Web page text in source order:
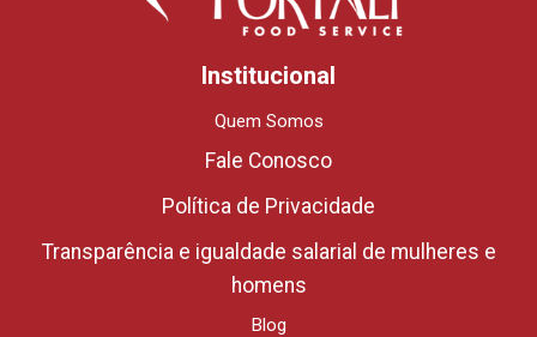
Institucional
Quem Somos
Fale Conosco
Política de Privacidade
Transparência e igualdade salarial de mulheres e
homens
Blog